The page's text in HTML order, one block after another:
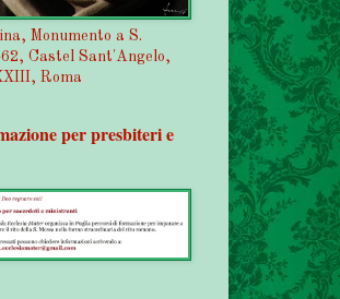
Monumento a S.
Castel Sant'Angelo,
Roma
per presbiteri e